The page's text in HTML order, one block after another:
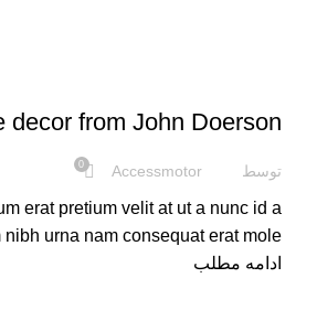
decor from John Doerson
توسط Accessmotor
0
erat pretium velit at ut a nunc id a
urna nam consequat erat mole...
ادامه مطلب